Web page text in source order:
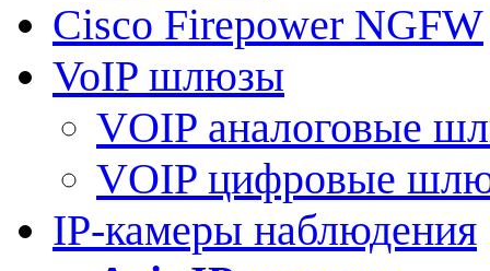
Cisco Firepower NGFW
VoIP шлюзы
VOIP аналоговые
VOIP цифровые
IP-камеры наблюдения